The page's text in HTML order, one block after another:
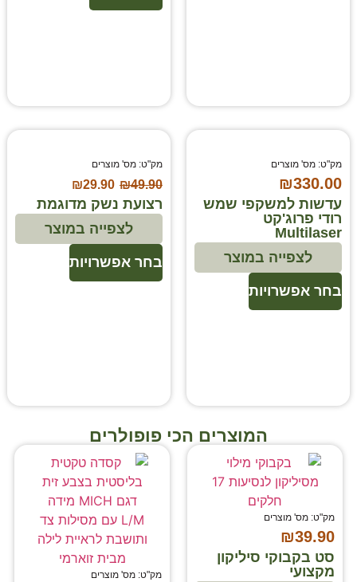
מק"ט: מס' מוצרים
₪330.00
עדשות למשקפי שמש
רודי פרוג'קט
Multilaser
בחר אפשרויות
לצפייה במוצר
מק"ט: מס' מוצרים
₪49.90
₪29.90
רצועת נשק מדוגמת
בחר אפשרויות
לצפייה במוצר
המוצרים הכי פופולרים
מק"ט: מס' מוצרים
₪39.90
סט בקבוקי סיליקון
מקצועי
מק"ט: מס' מוצרים